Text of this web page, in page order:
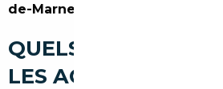
de-Marne
QUELS TYPES DE
LES ACHETEURS